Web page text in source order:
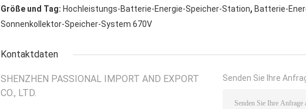
Größe und Tag: Hochleistungs-Batterie-Energie-Speicher-Station, Batterie-
Sonnenkollektor-Speicher-System 670V
Kontaktdaten
SHENZHEN PASSIONAL IMPORT AND EXPORT
CO., LTD.
Senden Sie Ihre